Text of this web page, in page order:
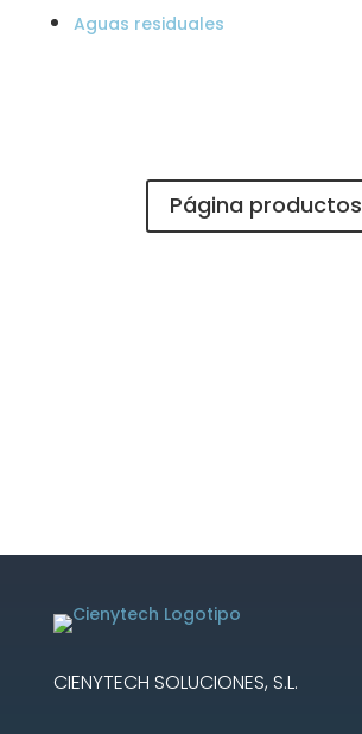
Aguas residuales
Página productos
CIENYTECH SOLUCIONES, S.L.